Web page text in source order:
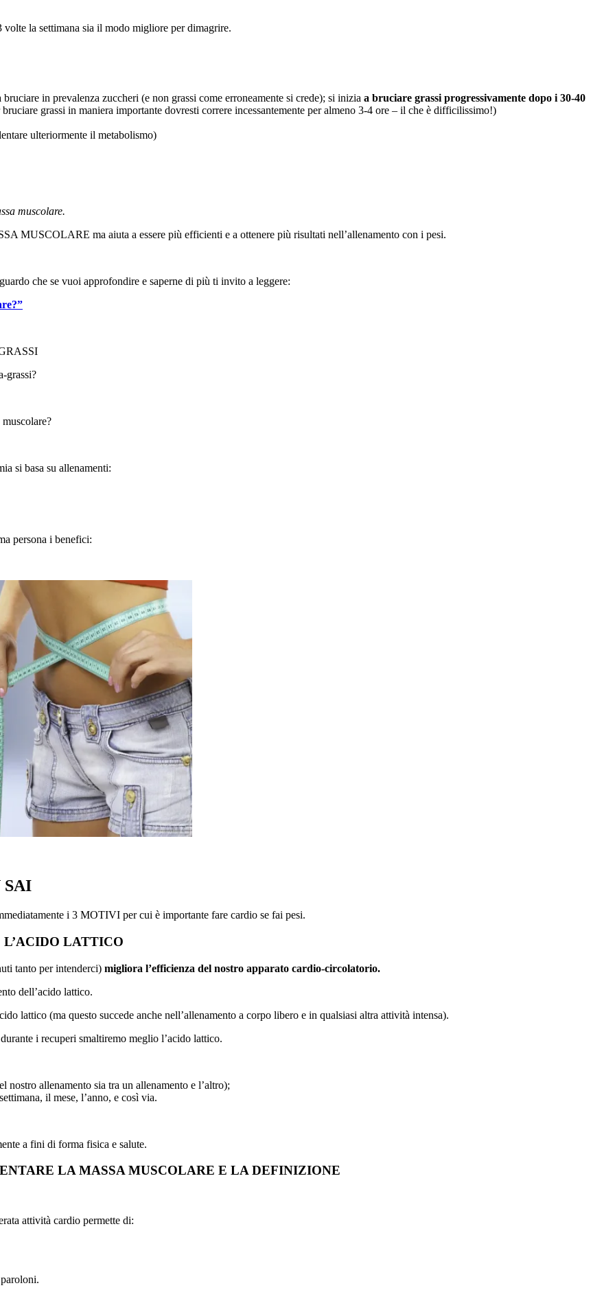
la settimana sia il modo migliore per dimagrire.
in prevalenza zuccheri (e non grassi come erroneamente si crede); si inizia a bruciare grassi progressivamente dopo i 30-40
bruciare grassi in maniera importante dovresti correre incessantemente per almeno 3-4 ore – il che è difficilissimo!)
ulteriormente il metabolismo)
muscolare.
MUSCOLARE ma aiuta a essere più efficienti e a ottenere più risultati nell’allenamento con i pesi.
che se vuoi approfondire e saperne di più ti invito a leggere:
grassi?
si basa su allenamenti:
persona i benefici:
SAI
i 3 MOTIVI per cui è importante fare cardio se fai pesi.
LATTICO
tanto per intenderci) migliora l’efficienza del nostro apparato cardio-circolatorio.
dell’acido lattico.
lattico (ma questo succede anche nell’allenamento a corpo libero e in qualsiasi altra attività intensa).
i recuperi smaltiremo meglio l’acido lattico.
allenamento sia tra un allenamento e l’altro);
il mese, l’anno, e così via.
a fini di forma fisica e salute.
LA MASSA MUSCOLARE E LA DEFINIZIONE
attività cardio permette di: